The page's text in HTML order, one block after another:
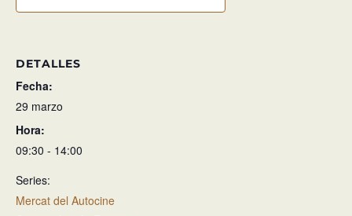
DETALLES
Fecha:
29 marzo
Hora:
09:30 - 14:00
Series:
Mercat del Autocine